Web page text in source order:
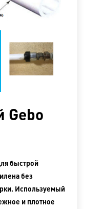
Gebo
быстрой
без
Используемый
и плотное